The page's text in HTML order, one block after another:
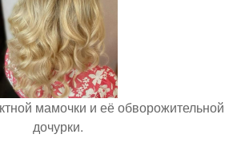
мамочки и её обворожительной
дочурки.